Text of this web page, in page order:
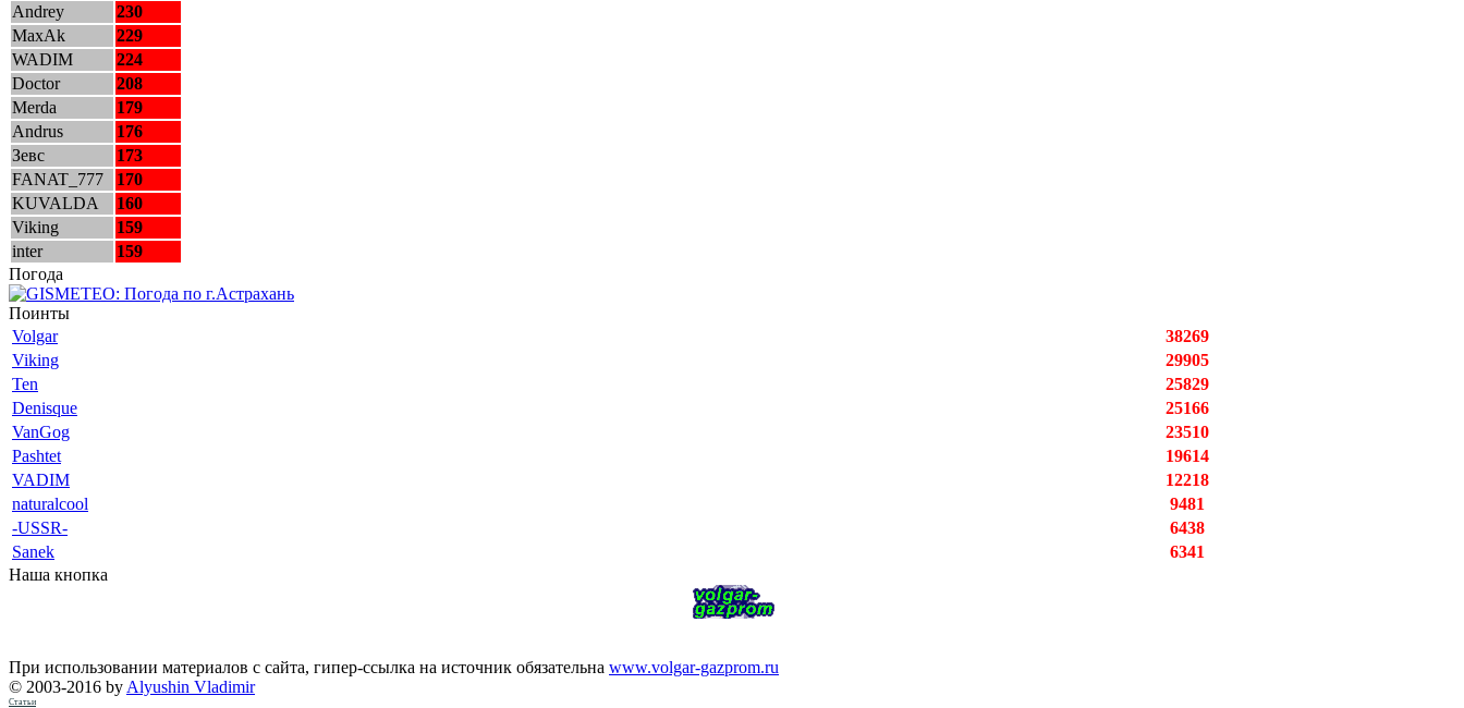
Andrey
230
MaxAk
229
WADIM
224
Doctor
208
Merda
179
Andrus
176
Зевс
173
FANAT_777
170
KUVALDA
160
Viking
159
inter
159
Погода
Поинты
Volgar
38269
Viking
29905
Ten
25829
Denisque
25166
VanGog
23510
Pashtet
19614
VADIM
12218
naturalcool
9481
-USSR-
6438
Sanek
6341
Наша кнопка
При использовании материалов с сайта, гипер-ссылка на источник обязательна www.volgar-gazprom.ru
© 2003-2016 by Alyushin Vladimir
Статьи